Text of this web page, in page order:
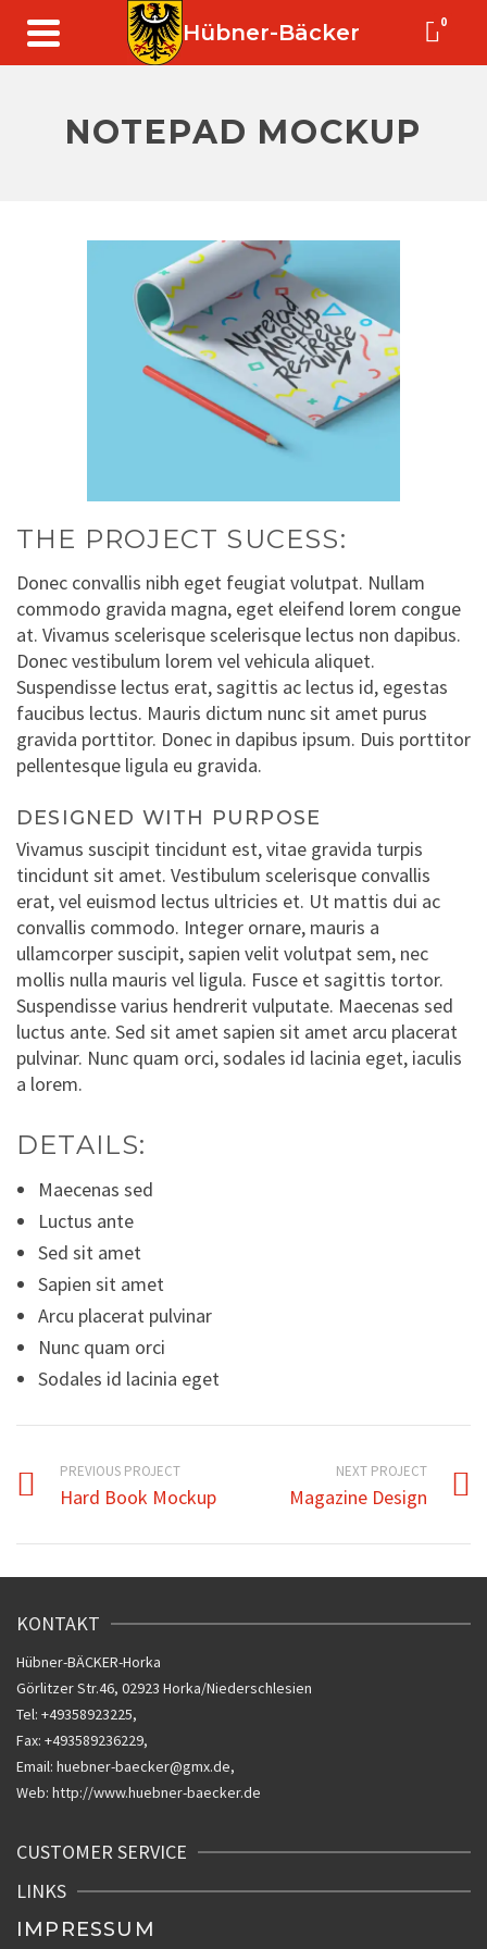
Hübner-Bäcker 0
NOTEPAD MOCKUP
THE PROJECT SUCESS:
Donec convallis nibh eget feugiat volutpat. Nullam
commodo gravida magna, eget eleifend lorem congue
at. Vivamus scelerisque scelerisque lectus non dapibus.
Donec vestibulum lorem vel vehicula aliquet.
Suspendisse lectus erat, sagittis ac lectus id, egestas
faucibus lectus. Mauris dictum nunc sit amet purus
gravida porttitor. Donec in dapibus ipsum. Duis porttitor
pellentesque ligula eu gravida.
DESIGNED WITH PURPOSE
Vivamus suscipit tincidunt est, vitae gravida turpis
tincidunt sit amet. Vestibulum scelerisque convallis
erat, vel euismod lectus ultricies et. Ut mattis dui ac
convallis commodo. Integer ornare, mauris a
ullamcorper suscipit, sapien velit volutpat sem, nec
mollis nulla mauris vel ligula. Fusce et sagittis tortor.
Suspendisse varius hendrerit vulputate. Maecenas sed
luctus ante. Sed sit amet sapien sit amet arcu placerat
pulvinar. Nunc quam orci, sodales id lacinia eget, iaculis
a lorem.
DETAILS:
Maecenas sed
Luctus ante
Sed sit amet
Sapien sit amet
Arcu placerat pulvinar
Nunc quam orci
Sodales id lacinia eget
PREVIOUS PROJECT
Hard Book Mockup
NEXT PROJECT
Magazine Design
KONTAKT
Hübner-BÄCKER-Horka
Görlitzer Str.46, 02923 Horka/Niederschlesien
Tel: +49358923225,
Fax: +493589236229,
Email: huebner-baecker@gmx.de,
Web: http://www.huebner-baecker.de
CUSTOMER SERVICE
LINKS
IMPRESSUM